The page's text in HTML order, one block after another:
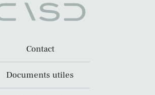
Contact
Documents utiles